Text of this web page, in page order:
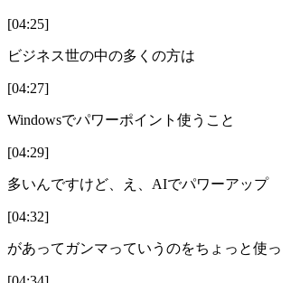
[04:25]
ビジネス世の中の多くの方は
[04:27]
Windowsでパワーポイント使うこと
[04:29]
多いんですけど、え、AIでパワーアップ
[04:32]
があってガンマっていうのをちょっと使っ